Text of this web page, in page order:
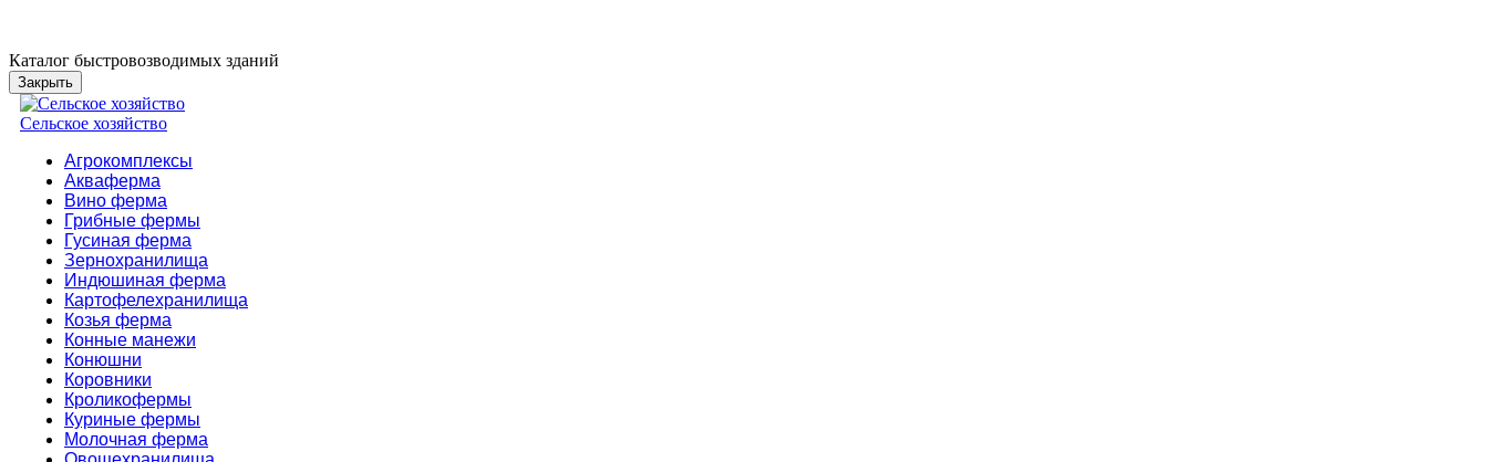
Каталог быстровозводимых зданий
Закрыть
Сельское хозяйство
Агрокомплексы
Акваферма
Вино ферма
Грибные фермы
Гусиная ферма
Зернохранилища
Индюшиная ферма
Картофелехранилища
Козья ферма
Конные манежи
Конюшни
Коровники
Кроликофермы
Куриные фермы
Молочная ферма